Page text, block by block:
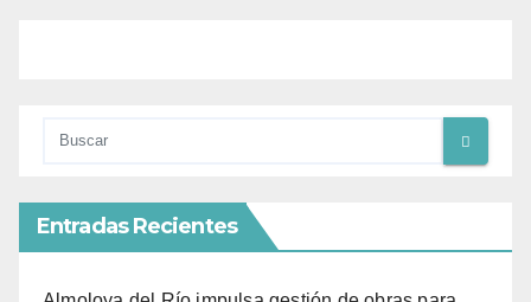
Entradas Recientes